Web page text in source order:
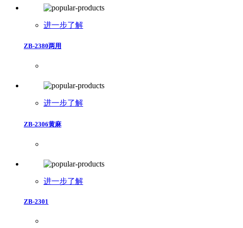
进一步了解
ZB-2380两用
进一步了解
ZB-2306黄麻
进一步了解
ZB-2301